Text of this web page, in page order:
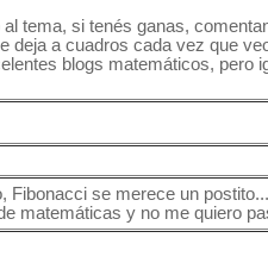
al tema, si tenés ganas,
deja a cuadros cada vez que
blogs matemáticos, pero
Fibonacci se merece un
matemáticas y no me quiero